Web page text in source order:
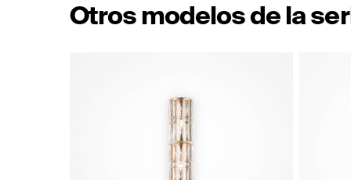
Otros modelos de la